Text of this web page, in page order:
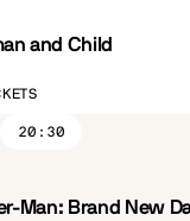
and Child
CÔTÉ PARC
20:30
Man: Brand New